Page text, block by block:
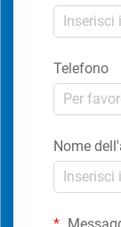
Telefono
Nome